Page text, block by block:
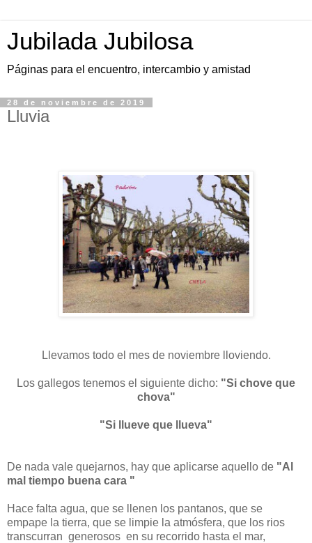
Jubilada Jubilosa
Páginas para el encuentro, intercambio y amistad
28 de noviembre de 2019
Lluvia
Llevamos todo el mes de noviembre lloviendo.
Los gallegos tenemos el siguiente dicho: "Si chove que
chova"
"Si llueve que llueva"
De nada vale quejarnos, hay que aplicarse aquello de "Al
mal tiempo buena cara "
Hace falta agua, que se llenen los pantanos, que se
empape la tierra, que se limpie la atmósfera, que los rios
transcurran generosos en su recorrido hasta el mar,